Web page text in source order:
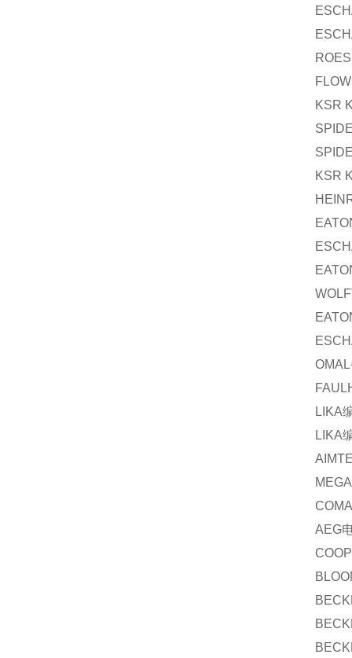
KSR
KSR
OMAL
LIKA
LIKA
MEGA
AEG